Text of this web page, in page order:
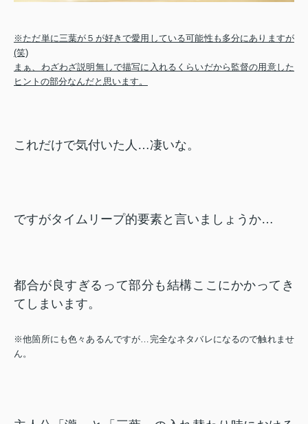
※ただ単に三葉が５が好きで愛用している可能性も多分にありますが
(笑)
まぁ、わざわざ説明無しで描写に入れるくらいだから監督の用意した
ヒントの部分なんだと思います。
これだけで気付いた人…凄いな。
ですがタイムリープ的要素と言いましょうか…
都合が良すぎるって部分も結構ここにかかってき
てしまいます。
※他箇所にも色々あるんですが…完全なネタバレになるので触れませ
ん。